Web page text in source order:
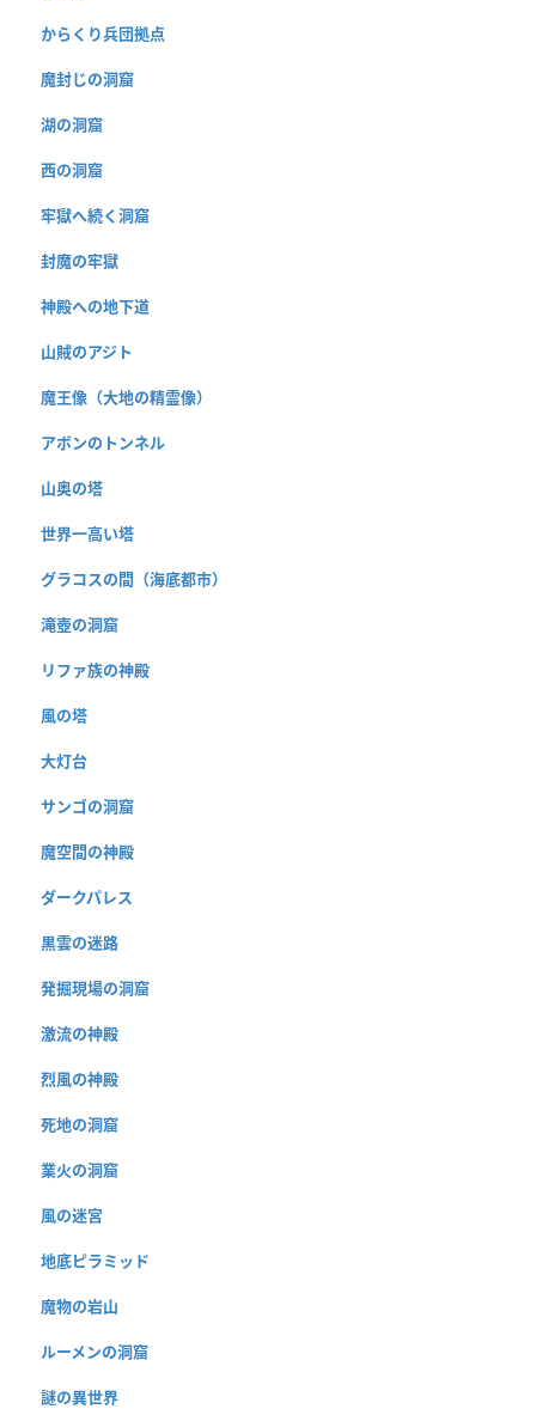
からくり兵団拠点
魔封じの洞窟
湖の洞窟
西の洞窟
牢獄へ続く洞窟
封魔の牢獄
神殿への地下道
山賊のアジト
魔王像（大地の精霊像）
アボンのトンネル
山奥の塔
世界一高い塔
グラコスの間（海底都市）
滝壺の洞窟
リファ族の神殿
風の塔
大灯台
サンゴの洞窟
魔空間の神殿
ダークパレス
黒雲の迷路
発掘現場の洞窟
激流の神殿
烈風の神殿
死地の洞窟
業火の洞窟
風の迷宮
地底ピラミッド
魔物の岩山
ルーメンの洞窟
謎の異世界